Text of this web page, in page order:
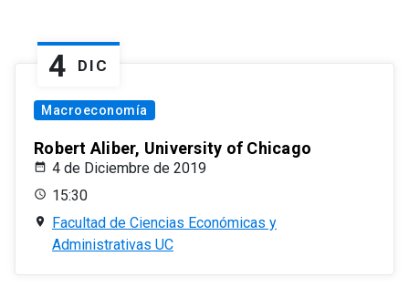
4 DIC
Macroeconomía
Robert Aliber, University of Chicago
4 de Diciembre de 2019
15:30
Facultad de Ciencias Económicas y
Administrativas UC